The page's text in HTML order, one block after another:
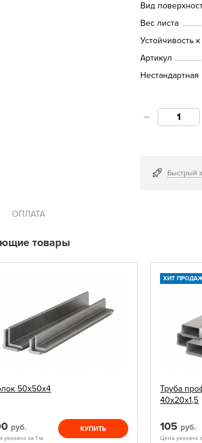
Вид
Вес листа
Устойчивость
Артикул
Нестандартная
Быстрый
ОПЛАТА
товары
50х50х4
руб.
указана за 1 м.
КУПИТЬ
ХИТ
Труба
40х20х1,5
105 руб.
Цена указана